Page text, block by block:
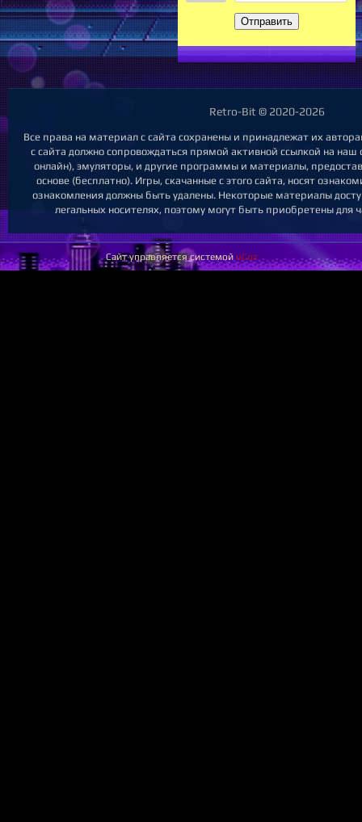
Отправить
Retro-Bit © 2020-2026
Все права на материал с сайта сохранены и принадлежат их
с сайта должно сопровождаться прямой активной ссылкой на наш
онлайн), эмуляторы, и другие программы и материалы,
основе (бесплатно). Игры, скачанные с этого сайта, носят
ознакомления должны быть удалены. Некоторые материалы
легальных носителях, поэтому могут быть приобретены для
Сайт управляется системой uCoz